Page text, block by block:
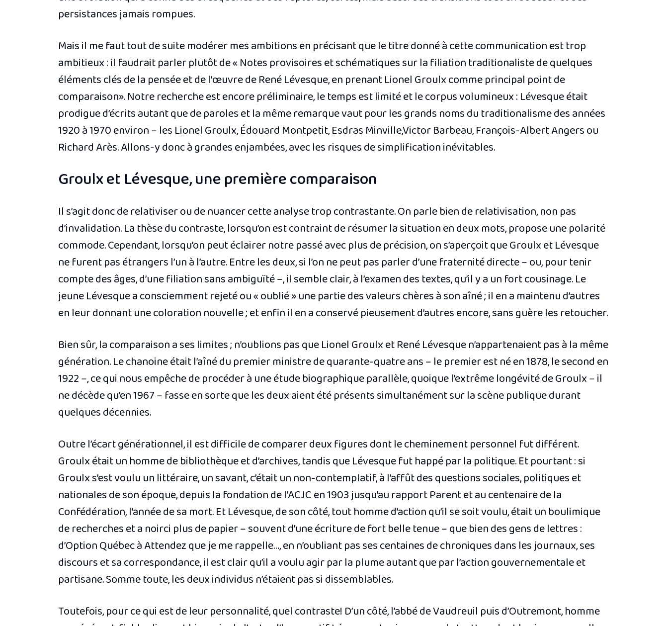
persistances jamais rompues.
Mais il me faut tout de suite modérer mes ambitions en précisant que le titre donné à cette communication est trop
ambitieux : il faudrait parler plutôt de « Notes provisoires et schématiques sur la filiation traditionaliste de quelques
éléments clés de la pensée et de l’œuvre de René Lévesque, en prenant Lionel Groulx comme principal point de
comparaison». Notre recherche est encore préliminaire, le temps est limité et le corpus volumineux : Lévesque était
prodigue d’écrits autant que de paroles et la même remarque vaut pour les grands noms du traditionalisme des années
1920 à 1970 environ – les Lionel Groulx, Édouard Montpetit, Esdras Minville,Victor Barbeau, François-Albert Angers ou
Richard Arès. Allons-y donc à grandes enjambées, avec les risques de simplification inévitables.
Groulx et Lévesque, une première comparaison
Il s’agit donc de relativiser ou de nuancer cette analyse trop contrastante. On parle bien de relativisation, non pas
d’invalidation. La thèse du contraste, lorsqu’on est contraint de résumer la situation en deux mots, propose une polarité
commode. Cependant, lorsqu’on peut éclairer notre passé avec plus de précision, on s’aperçoit que Groulx et Lévesque
ne furent pas étrangers l’un à l’autre. Entre les deux, si l’on ne peut pas parler d’une fraternité directe – ou, pour tenir
compte des âges, d’une filiation sans ambiguïté –, il semble clair, à l’examen des textes, qu’il y a un fort cousinage. Le
jeune Lévesque a consciemment rejeté ou « oublié » une partie des valeurs chères à son aîné ; il en a maintenu d’autres
en leur donnant une coloration nouvelle ; et enfin il en a conservé pieusement d’autres encore, sans guère les retoucher.
Bien sûr, la comparaison a ses limites ; n’oublions pas que Lionel Groulx et René Lévesque n’appartenaient pas à la même
génération. Le chanoine était l’aîné du premier ministre de quarante-quatre ans – le premier est né en 1878, le second en
1922 –, ce qui nous empêche de procéder à une étude biographique parallèle, quoique l’extrême longévité de Groulx – il
ne décède qu’en 1967 – fasse en sorte que les deux aient été présents simultanément sur la scène publique durant
quelques décennies.
Outre l’écart générationnel, il est difficile de comparer deux figures dont le cheminement personnel fut différent.
Groulx était un homme de bibliothèque et d’archives, tandis que Lévesque fut happé par la politique. Et pourtant : si
Groulx s’est voulu un littéraire, un savant, c’était un non-contemplatif, à l’affût des questions sociales, politiques et
nationales de son époque, depuis la fondation de l’ACJC en 1903 jusqu’au rapport Parent et au centenaire de la
Confédération, l’année de sa mort. Et Lévesque, de son côté, tout homme d’action qu’il se soit voulu, était un boulimique
de recherches et a noirci plus de papier – souvent d’une écriture de fort belle tenue – que bien des gens de lettres :
d’Option QuébecàAttendez que je me rappelle…, en n’oubliant pas ses centaines de chroniques dans les journaux, ses
discours et sa correspondance, il est clair qu’il a voulu agir par la plume autant que par l’action gouvernementale et
partisane. Somme toute, les deux individus n’étaient pas si dissemblables.
Toutefois, pour ce qui est de leur personnalité, quel contraste! D’un côté, l’abbé de Vaudreuil puis d’Outremont, homme